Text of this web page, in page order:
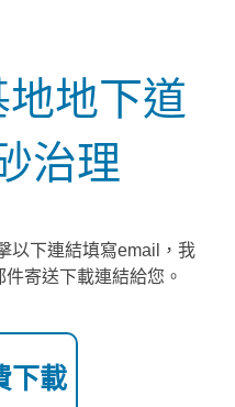
地下道
治理
以下連結填寫email，我
寄送下載連結給您。
下載